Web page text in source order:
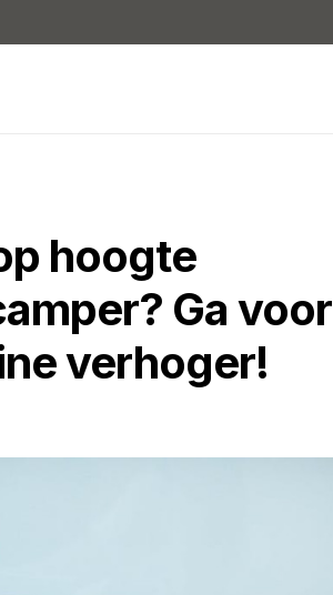
hoogte
Ga voor
verhoger!